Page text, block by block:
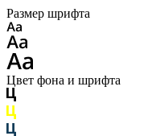
Размер шрифта
Цвет фона и шрифта